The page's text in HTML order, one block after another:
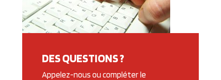
DES QUESTIONS ?
Appelez-nous ou compléter le